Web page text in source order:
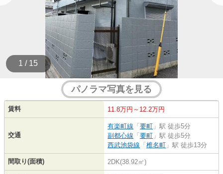
1 / 15
パノラマ写真を見る
賃料 11.8万円～12.2万円
交通
有楽町線 「 要町 」駅 徒歩5分
副都心線 「 要町 」駅 徒歩5分
西武池袋線 「 椎名町 」駅 徒歩13分
間取り(面積) 2DK(38.92㎡)